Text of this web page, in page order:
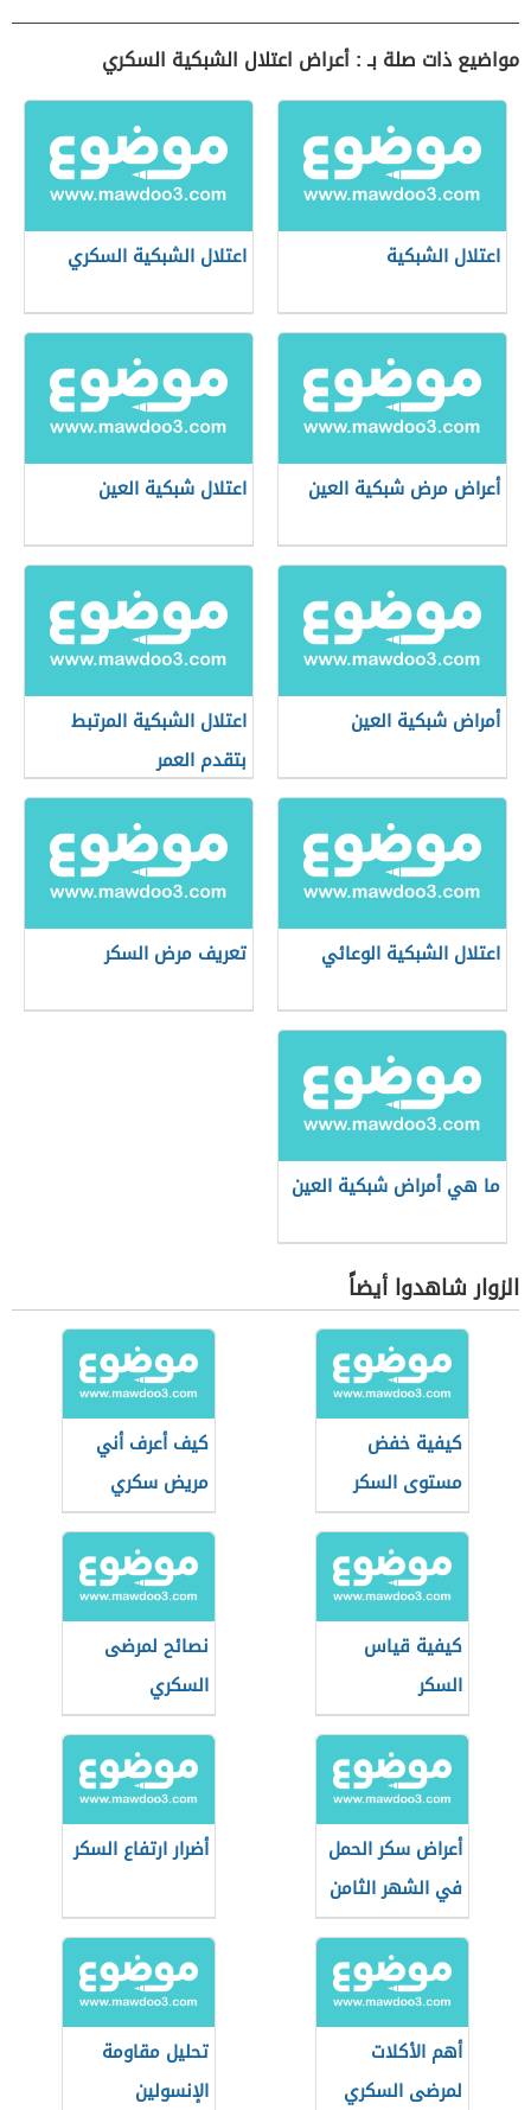
مواضيع ذات صلة بـ : أعراض اعتلال الشبكية السكري
اعتلال الشبكية اعتلال الشبكية السكري
أعراض مرض شبكية العين اعتلال شبكية العين
أمراض شبكية العين
اعتلال الشبكية المرتبط
بتقدم العمر
اعتلال الشبكية الوعائي تعريف مرض السكر
ما هي أمراض شبكية العين
الزوار شاهدوا أيضاً
كيفية خفض
مستوى السكر
كيف أعرف أني
مريض سكري
كيفية قياس
السكر
نصائح لمرضى
السكري
أعراض سكر الحمل
في الشهر الثامن
أضرار ارتفاع السكر
أهم الأكلات
لمرضى السكري
تحليل مقاومة
الإنسولين